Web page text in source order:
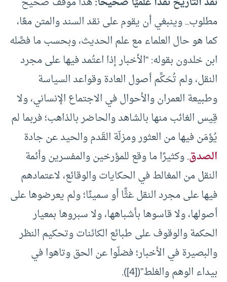
مطلوب.. وينبغي أن يقوم على نقد السند والمتن معًا،
كما هو حال العلماء مع علم الحديث، وبحسب ما فصَّله
ابن خلدون بقوله: “الأخبار إذا اعتُمد فيها على مجرد
النقل، ولم تُحَكَّم أصول العادة وقواعد السياسة
وطبيعة العمران والأحوال في الاجتماع الإنساني، ولا
قِيس الغائب منها بالشاهد والحاضر بالذاهب؛ فربما لم
يُؤمَن فيها من العثور ومزلّة القَدم والحيد عن جادة
الصدق. وكثيرًا ما وقع للمؤرخين والمفسرين وأئمة
النقل من المغالط في الحكايات والوقائع، لاعتمادهم
فيها على مجرد النقل غثًّا أو سمينًا؛ ولم يعرضوها على
أصولها، ولا قاسوها بأشباهها، ولا سبروها بمعيار
الحكمة والوقوف على طبائع الكائنات وتحكيم النظر
والبصيرة في الأخبار؛ فضلّوا عن الحق وتاهوا في
بيداء الوهم والغلط”([4]
).